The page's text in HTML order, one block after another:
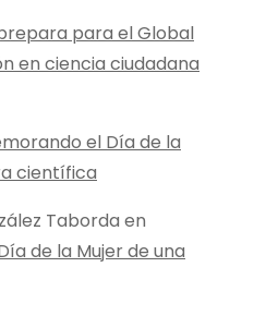
para el Global
en ciencia ciudadana
el Día de la
científica
Taborda en
de la Mujer de una